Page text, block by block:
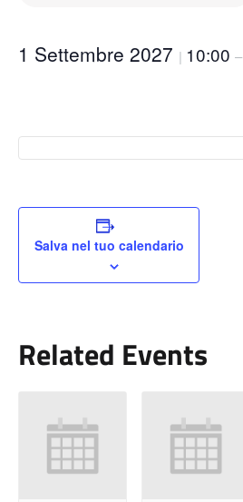
1 Settembre 2027 | 10:00 –
Salva nel tuo calendario
Related Events